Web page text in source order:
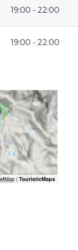
19:00 - 22:00
19:00 - 22:00